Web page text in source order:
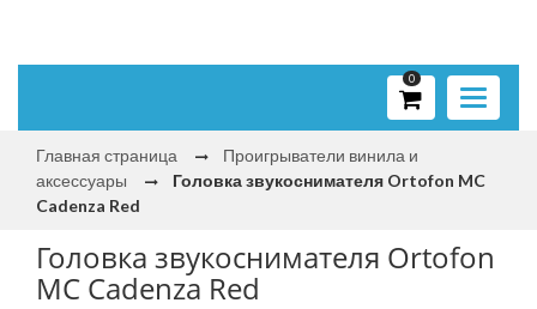
Toggle
0
Главная страница
Проигрыватели винила и
аксессуары
Головка звукоснимателя Ortofon MC
Cadenza Red
Головка звукоснимателя Ortofon
MC Cadenza Red